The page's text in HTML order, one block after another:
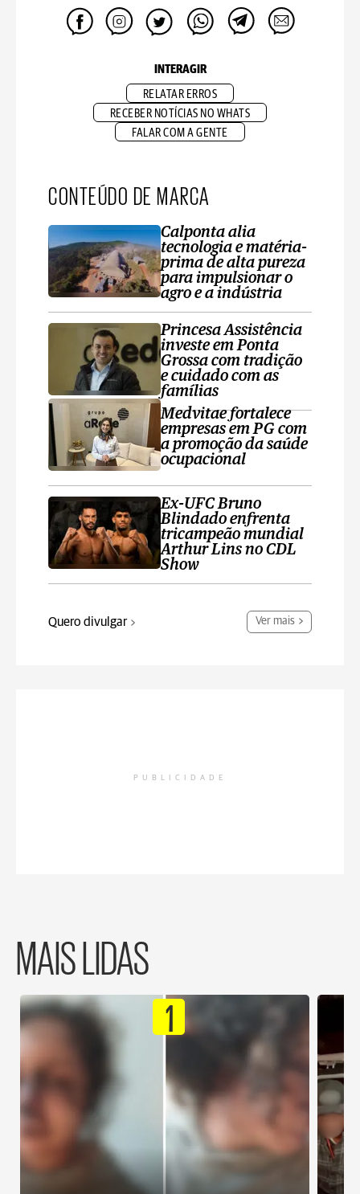
INTERAGIR
RELATAR ERROS
RECEBER NOTÍCIAS NO WHATS
FALAR COM A GENTE
CONTEÚDO DE MARCA
Calponta alia
tecnologia e matéria-
prima de alta pureza
para impulsionar o
agro e a indústria
Princesa Assistência
investe em Ponta
Grossa com tradição
e cuidado com as
famílias
Medvitae fortalece
empresas em PG com
a promoção da saúde
ocupacional
Ex-UFC Bruno
Blindado enfrenta
tricampeão mundial
Arthur Lins no CDL
Show
Quero divulgar Ver mais
PUBLICIDADE
MAIS LIDAS
1